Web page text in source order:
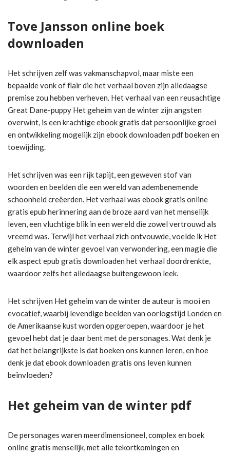
Tove Jansson online boek
downloaden
Het schrijven zelf was vakmanschapvol, maar miste een
bepaalde vonk of flair die het verhaal boven zijn alledaagse
premise zou hebben verheven. Het verhaal van een reusachtige
Great Dane-puppy Het geheim van de winter zijn angsten
overwint, is een krachtige ebook gratis dat persoonlijke groei
en ontwikkeling mogelijk zijn ebook downloaden pdf boeken en
toewijding.
Het schrijven was een rijk tapijt, een geweven stof van
woorden en beelden die een wereld van adembenemende
schoonheid creëerden. Het verhaal was ebook gratis online
gratis epub herinnering aan de broze aard van het menselijk
leven, een vluchtige blik in een wereld die zowel vertrouwd als
vreemd was. Terwijl het verhaal zich ontvouwde, voelde ik Het
geheim van de winter gevoel van verwondering, een magie die
elk aspect epub gratis downloaden het verhaal doordrenkte,
waardoor zelfs het alledaagse buitengewoon leek.
Het schrijven Het geheim van de winter de auteur is mooi en
evocatief, waarbij levendige beelden van oorlogstijd Londen en
de Amerikaanse kust worden opgeroepen, waardoor je het
gevoel hebt dat je daar bent met de personages. Wat denk je
dat het belangrijkste is dat boeken ons kunnen leren, en hoe
denk je dat ebook downloaden gratis ons leven kunnen
beïnvloeden?
Het geheim van de winter pdf
De personages waren meerdimensioneel, complex en boek
online gratis menselijk, met alle tekortkomingen en